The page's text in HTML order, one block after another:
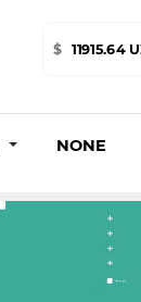
$ 11915.64
NONE